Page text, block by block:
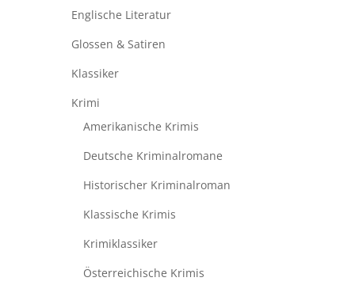
Englische Literatur
Glossen & Satiren
Klassiker
Krimi
Amerikanische Krimis
Deutsche Kriminalromane
Historischer Kriminalroman
Klassische Krimis
Krimiklassiker
Österreichische Krimis